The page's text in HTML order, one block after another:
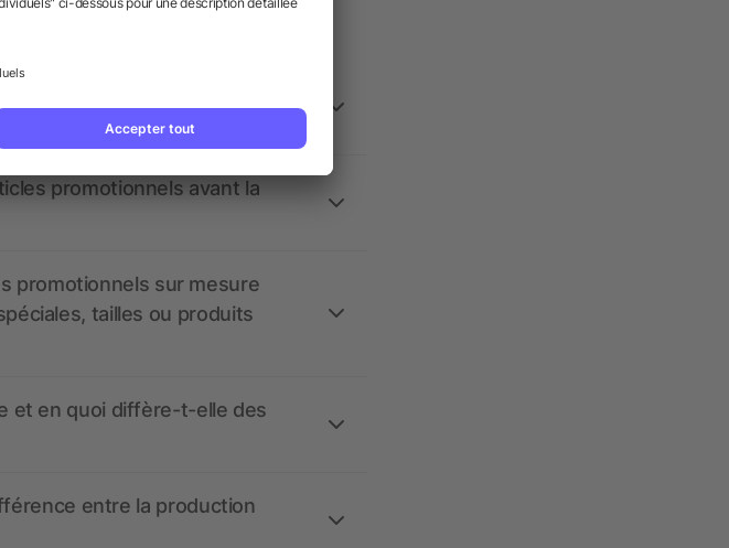
? allbranded
promotionnels avant la
promotionnels sur mesure
tailles ou produits
et en quoi diffère-t-elle des
entre la production